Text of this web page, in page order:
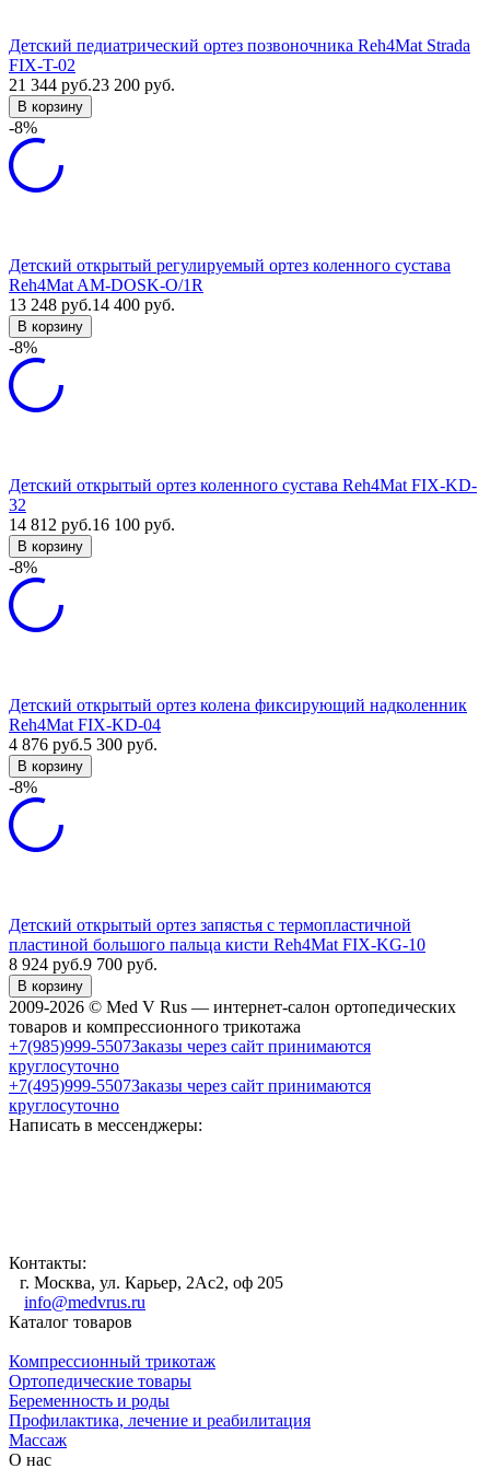
Детский педиатрический ортез позвоночника Reh4Mat Strada
FIX-T-02
21 344 руб.23 200 руб.
В корзину
-8%
Детский открытый регулируемый ортез коленного сустава
Reh4Mat AM-DOSK-O/1R
13 248 руб.14 400 руб.
В корзину
-8%
Детский открытый ортез коленного сустава Reh4Mat FIX-KD-
32
14 812 руб.16 100 руб.
В корзину
-8%
Детский открытый ортез колена фиксирующий надколенник
Reh4Mat FIX-KD-04
4 876 руб.5 300 руб.
В корзину
-8%
Детский открытый ортез запястья с термопластичной
пластиной большого пальца кисти Reh4Mat FIX-KG-10
8 924 руб.9 700 руб.
В корзину
2009-2026 © Med V Rus — интернет-салон ортопедических
товаров и компрессионного трикотажа
+7(985)999-5507Заказы через сайт принимаются
круглосуточно
+7(495)999-5507Заказы через сайт принимаются
круглосуточно
Написать в мессенджеры:
Контакты:
г. Москва, ул. Карьер, 2Ас2, оф 205
info@medvrus.ru
Каталог товаров
Компрессионный трикотаж
Ортопедические товары
Беременность и роды
Профилактика, лечение и реабилитация
Массаж
О нас